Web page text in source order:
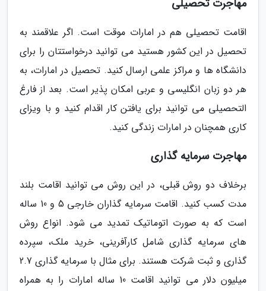
مهاجرت تحصیلی
اقامت تحصیلی هم در امارات موقت است. اگر علاقمند به
تحصیل در این کشور هستید می توانید درخواستتان را برای
دانشگاه ها و مراکز علمی ارسال کنید. تحصیل در امارات، به
هر دو زبان انگلیسی و عربی امکان پذیر است. بعد از فارغ
التحصیلی می توانید برای یافتن کار اقدام کنید و با ویزای
کاری همچنان در امارات زندگی کنید.
مهاجرت سرمایه گذاری
برخلاف دو روش قبلی، در این روش می توانید اقامت بلند
مدت کسب کنید. اقامت سرمایه گذاران خارجی 5 و 10 ساله
است که به صورت اتوماتیک تمدید می شود. انواع روش
های سرمایه گذاری شامل کارآفرینی، خرید ملک، سپرده
گذاری و ثبت شرکت هستند. برای مثال با سرمایه گذاری 2.7
میلیون دلار می توانید اقامت 10 ساله امارات را به همراه